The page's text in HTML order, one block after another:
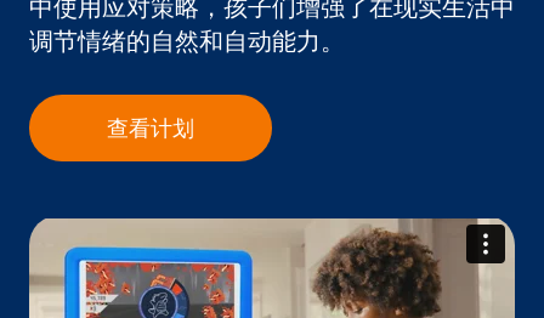
中使用应对策略，孩子们增强了在现实生活中
调节情绪的自然和自动能力。
查看计划